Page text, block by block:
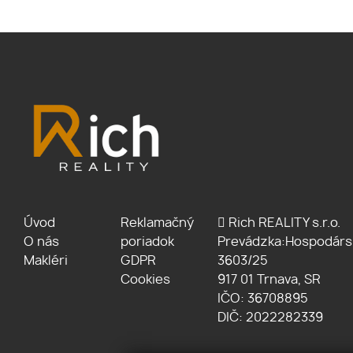
Úvod
O nás
Makléri
Reklamačný
poriadok
GDPR
Cookies
Rich REALITY s.r.o.
3603/25
917 01 Trnava, SR
IČO: 36708895
DIČ: 2022282339